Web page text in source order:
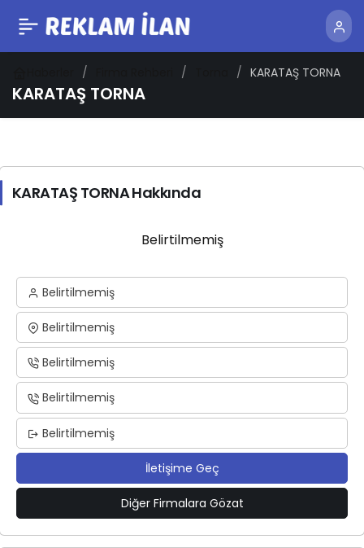
KARATAŞ TORNA
KARATAŞ TORNA
KARATAŞ TORNA Hakkında
Belirtilmemiş
Belirtilmemiş
Belirtilmemiş
Belirtilmemiş
Belirtilmemiş
Belirtilmemiş
İletişime Geç
Diğer Firmalara Gözat